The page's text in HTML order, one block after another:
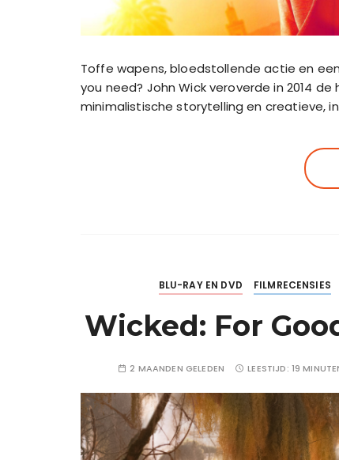
Toffe wapens, bloedstollende actie en
you need? John Wick veroverde in 2014
minimalistische storytelling en creatieve,
BLU-RAY EN DVD FILMRECENSIES
Wicked: For
2 MAANDEN GELEDEN LEESTIJD: 19